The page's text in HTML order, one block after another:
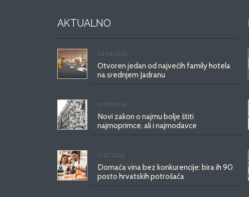
AKTUALNO
03.08.2026.
Otvoren jedan od najvećih family hotela
na srednjem Jadranu
01.08.2026.
Novi zakon o najmu bolje štiti
najmoprimce, ali i najmodavce
31.07.2026.
Domaća vina bez konkurencije: bira ih 90
posto hrvatskih potrošača